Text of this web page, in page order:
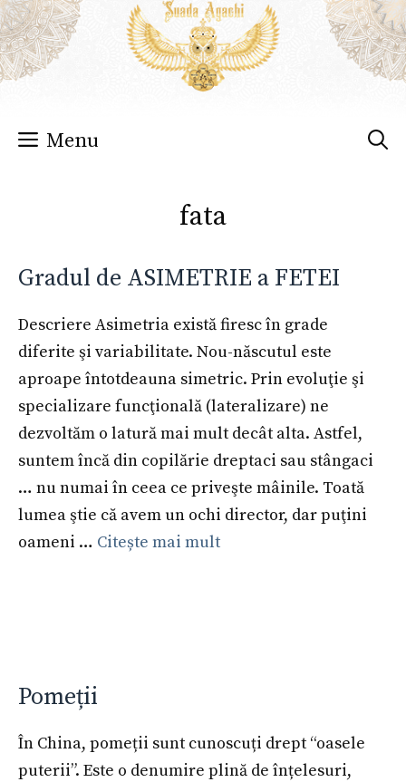
Sari
la
conținut
Menu
fata
Gradul de ASIMETRIE a FETEI
Descriere Asimetria există firesc în grade
diferite şi variabilitate. Nou-născutul este
aproape întotdeauna simetric. Prin evoluţie şi
specializare funcţională (lateralizare) ne
dezvoltăm o latură mai mult decât alta. Astfel,
suntem încă din copilărie dreptaci sau stângaci
… nu numai în ceea ce priveşte mâinile. Toată
lumea ştie că avem un ochi director, dar puţini
oameni … Citește mai mult
Pomeții
În China, pomeții sunt cunoscuți drept “oasele
puterii”. Este o denumire plină de înțelesuri,